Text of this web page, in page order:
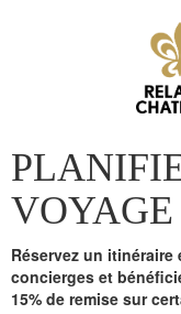
VOYAGE
Réservez un
concierges et
15% de remise sur